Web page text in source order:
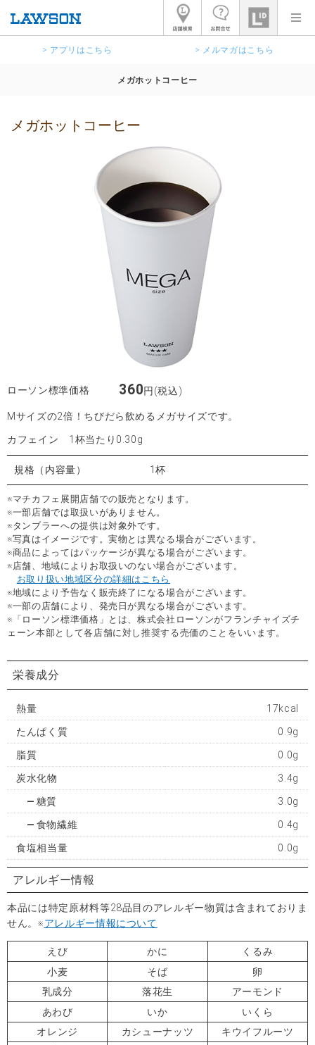
> アプリはこちら > メルマガはこちら
メガホットコーヒー
メガホットコーヒー
ローソン標準価格 360円(税込)
Mサイズの2倍！ちびだら飲めるメガサイズです。
カフェイン 1杯当たり0.30g
規格（内容量） 1杯
※マチカフェ展開店舗での販売となります。
※一部店舗では取扱いがありません。
※タンブラーへの提供は対象外です。
※写真はイメージです。実物とは異なる場合がございます。
※商品によってはパッケージが異なる場合がございます。
※店舗、地域によりお取扱いのない場合がございます。
お取り扱い地域区分の詳細はこちら
※地域により予告なく販売終了になる場合がございます。
※一部の店舗により、発売日が異なる場合がございます。
※「ローソン標準価格」とは、株式会社ローソンがフランチャイズチ
ェーン本部として各店舗に対し推奨する売価のことをいいます。
栄養成分
熱量 17kcal
たんぱく質 0.9g
脂質 0.0g
炭水化物 3.4g
糖質 3.0g
食物繊維 0.4g
食塩相当量 0.0g
アレルギー情報
本品には特定原材料等28品目のアレルギー物質は含まれておりま
せん。※アレルギー情報について
えび かに
くるみ
小麦
そば
卵
乳成分
落花生
アーモンド
あわび
いか
いくら
オレンジ
カシューナッツ
キウイフルーツ